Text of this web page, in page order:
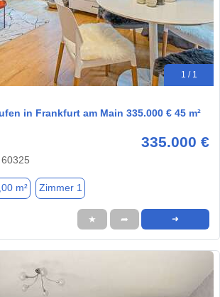
1 / 1
in Frankfurt am Main 335.000 € 45 m²
335.000 €
m² Zimmer 1
★ ➦ ➜